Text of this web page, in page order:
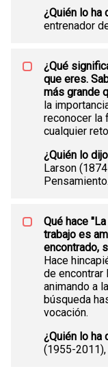
¿Quién lo ha
entrenador
¿Qué
que eres.
más grande
la
reconocer la
cualquier
¿Quién lo
Larson
Pensamiento.
Qué hace
trabajo es
encontrado,
Hace
de encontrar
animando a
búsqueda
vocación.
¿Quién lo ha
(1955-